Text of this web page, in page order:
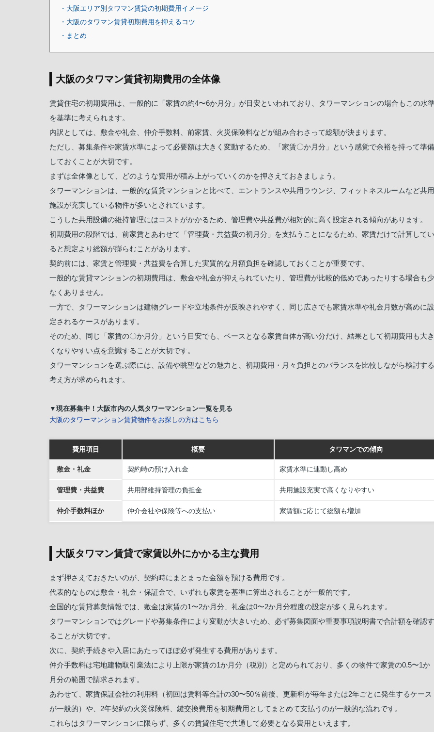
・大阪エリア別タワマン賃貸の初期費用イメージ
・大阪のタワマン賃貸初期費用を抑えるコツ
・まとめ
大阪のタワマン賃貸初期費用の全体像
賃貸住宅の初期費用は、一般的に「家賃の約4〜6か月分」が目安といわれており、タワーマンションの場合もこの水
を基準に考えられます。
内訳としては、敷金や礼金、仲介手数料、前家賃、火災保険料などが組み合わさって総額が決まります。
ただし、募集条件や家賃水準によって必要額は大きく変動するため、「家賃〇か月分」という感覚で余裕を持って準備
しておくことが大切です。
まずは全体像として、どのような費用が積み上がっていくのかを押さえておきましょう。
タワーマンションは、一般的な賃貸マンションと比べて、エントランスや共用ラウンジ、フィットネスルームなど共用
施設が充実している物件が多いとされています。
こうした共用設備の維持管理にはコストがかかるため、管理費や共益費が相対的に高く設定される傾向があります。
初期費用の段階では、前家賃とあわせて「管理費・共益費の初月分」を支払うことになるため、家賃だけで計算してい
ると想定より総額が膨らむことがあります。
契約前には、家賃と管理費・共益費を合算した実質的な月額負担を確認しておくことが重要です。
一般的な賃貸マンションの初期費用は、敷金や礼金が抑えられていたり、管理費が比較的低めであったりする場合も少
なくありません。
一方で、タワーマンションは建物グレードや立地条件が反映されやすく、同じ広さでも家賃水準や礼金月数が高めに設
定されるケースがあります。
そのため、同じ「家賃の〇か月分」という目安でも、ベースとなる家賃自体が高い分だけ、結果として初期費用も大き
くなりやすい点を意識することが大切です。
タワーマンションを選ぶ際には、設備や眺望などの魅力と、初期費用・月々負担とのバランスを比較しながら検討する
考え方が求められます。
▼現在募集中！大阪市内の人気タワーマンション一覧を見る
大阪のタワーマンション賃貸物件をお探しの方はこちら
費用項目 概要 タワマンでの傾向
敷金・礼金 契約時の預け入れ金 家賃水準に連動し高め
管理費・共益費 共用部維持管理の負担金 共用施設充実で高くなりやすい
仲介手数料ほか 仲介会社や保険等への支払い 家賃額に応じて総額も増加
大阪タワマン賃貸で家賃以外にかかる主な費用
まず押さえておきたいのが、契約時にまとまった金額を預ける費用です。
代表的なものは敷金・礼金・保証金で、いずれも家賃を基準に算出されることが一般的です。
全国的な賃貸募集情報では、敷金は家賃の1〜2か月分、礼金は0〜2か月分程度の設定が多く見られます。
タワーマンションではグレードや募集条件により変動が大きいため、必ず募集図面や重要事項説明書で合計額を確認す
ることが大切です。
次に、契約手続きや入居にあたってほぼ必ず発生する費用があります。
仲介手数料は宅地建物取引業法により上限が家賃の1か月分（税別）と定められており、多くの物件で家賃の0.5〜1か
月分の範囲で請求されます。
あわせて、家賃保証会社の利用料（初回は賃料等合計の30〜50％前後、更新料が毎年または2年ごとに発生するケース
が一般的）や、2年契約の火災保険料、鍵交換費用を初期費用としてまとめて支払うのが一般的な流れです。
これらはタワーマンションに限らず、多くの賃貸住宅で共通して必要となる費用といえます。